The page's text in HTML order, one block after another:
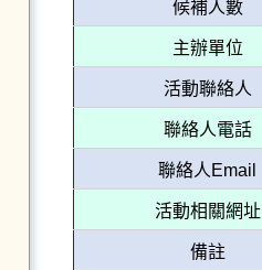
候補人數
主辦單位
活動聯絡人
聯絡人電話
聯絡人Email
活動相關網址
備註